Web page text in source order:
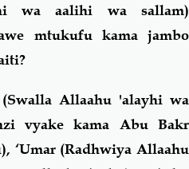
wa aalihi wa sallam)
mtukufu kama jambo
Allaahu 'alayhi wa
vyake kama Abu Bakr
‘Umar (Radhwiya Allaahu